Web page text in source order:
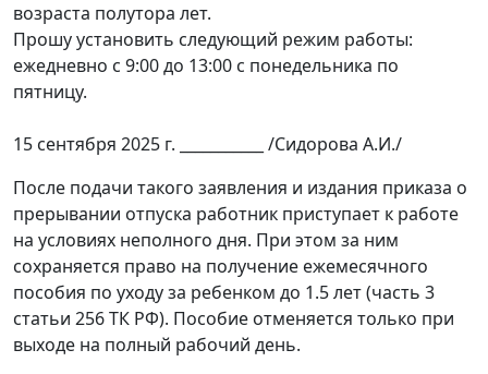
возраста полутора лет.
Прошу установить следующий режим работы:
ежедневно с 9:00 до 13:00 с понедельника по
пятницу.
15 сентября 2025 г. ___________ /Сидорова А.И./
После подачи такого заявления и издания приказа о
прерывании отпуска работник приступает к работе
на условиях неполного дня. При этом за ним
сохраняется право на получение ежемесячного
пособия по уходу за ребенком до 1.5 лет (часть 3
статьи 256 ТК РФ). Пособие отменяется только при
выходе на полный рабочий день.